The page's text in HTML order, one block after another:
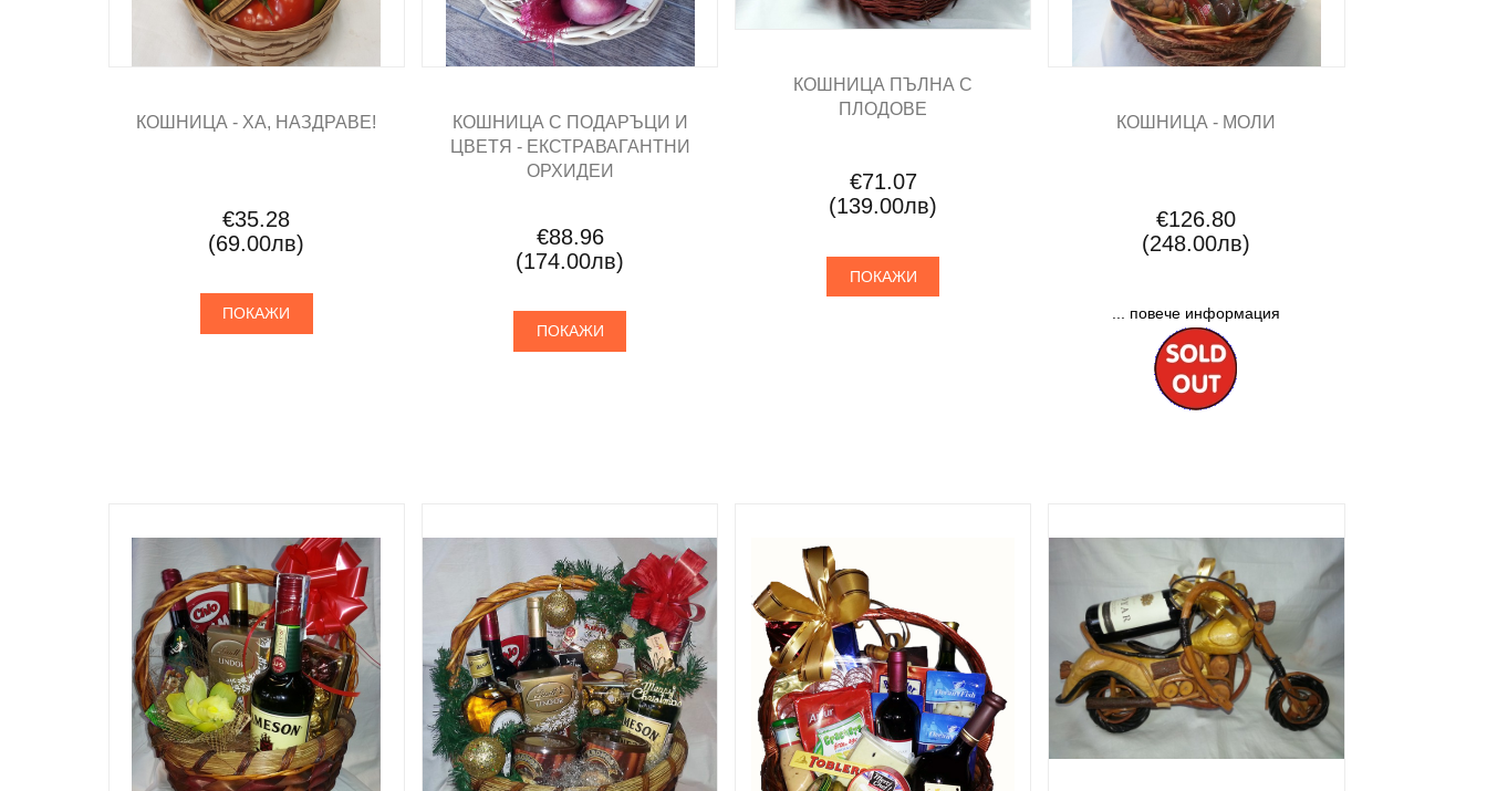
КОШНИЦА - ХА, НАЗДРАВЕ!
€35.28
(69.00лв)
ПОКАЖИ
КОШНИЦА С ПОДАРЪЦИ И
ЦВЕТЯ - ЕКСТРАВАГАНТНИ
ОРХИДЕИ
€88.96
(174.00лв)
ПОКАЖИ
КОШНИЦА ПЪЛНА С
ПЛОДОВЕ
€71.07
(139.00лв)
ПОКАЖИ
КОШНИЦА - МОЛИ
€126.80
(248.00лв)
... повече информация